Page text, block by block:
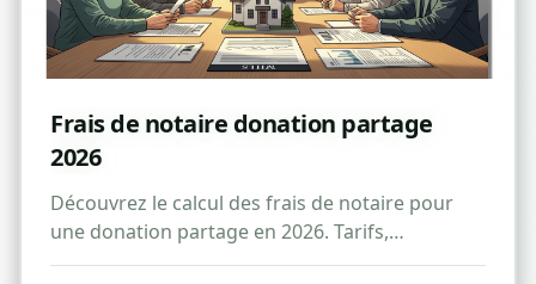
Frais de notaire donation partage
2026
Découvrez le calcul des frais de notaire pour
une donation partage en 2026. Tarifs,
réductions et conseils pour optimiser vos